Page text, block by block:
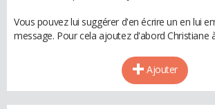
Vous pouvez lui suggérer d'en écrire un en lui
message. Pour cela ajoutez d'abord Christiane
Ajouter